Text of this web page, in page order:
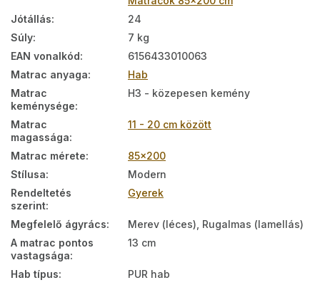
Jótállás:
24
Súly:
7 kg
EAN vonalkód:
6156433010063
Matrac anyaga:
Hab
Matrac
keménysége:
H3 - közepesen kemény
Matrac
magassága:
11 - 20 cm között
Matrac mérete:
85x200
Stílusa:
Modern
Rendeltetés
szerint:
Gyerek
Megfelelő ágyrács:
Merev (léces), Rugalmas (lamellás)
A matrac pontos
vastagsága:
13 cm
Hab típus:
PUR hab